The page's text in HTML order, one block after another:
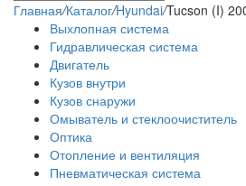
Главная/Каталог/Hyundai/Tucson (I)
Выхлопная система
Гидравлическая система
Двигатель
Кузов внутри
Кузов снаружи
Омыватель и стеклоочиститель
Оптика
Отопление и вентиляция
Пневматическая система